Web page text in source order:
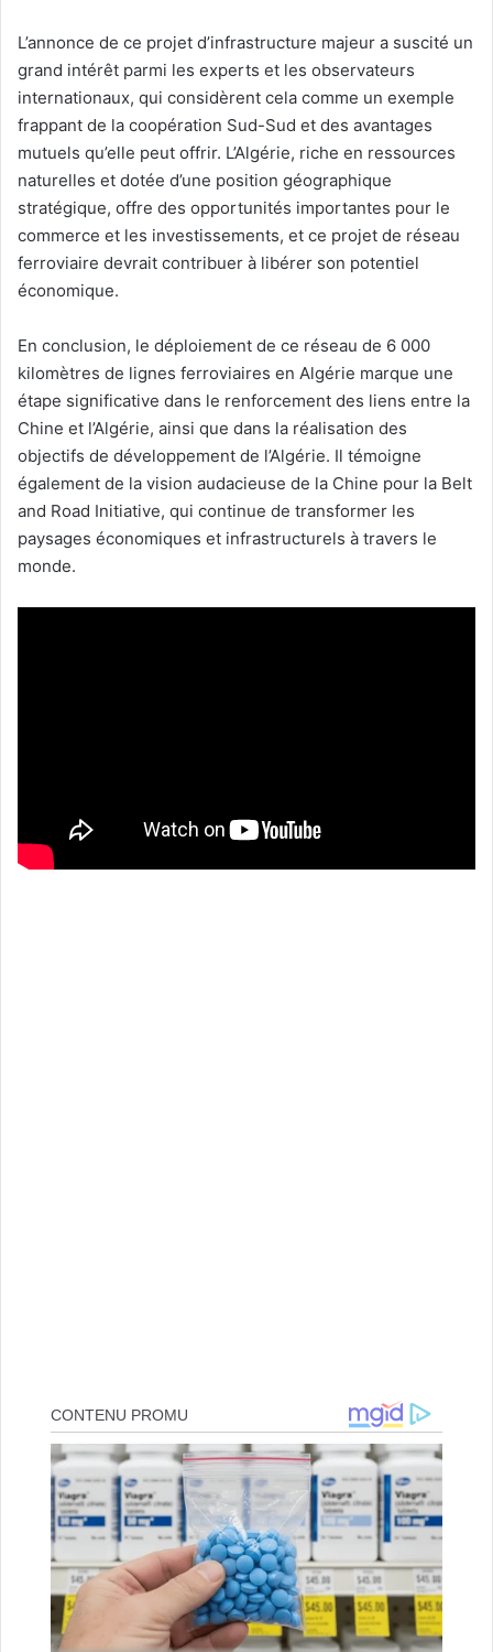
L’annonce de ce projet d’infrastructure majeur a suscité un
grand intérêt parmi les experts et les observateurs
internationaux, qui considèrent cela comme un exemple
frappant de la coopération Sud-Sud et des avantages
mutuels qu’elle peut offrir. L’Algérie, riche en ressources
naturelles et dotée d’une position géographique
stratégique, offre des opportunités importantes pour le
commerce et les investissements, et ce projet de réseau
ferroviaire devrait contribuer à libérer son potentiel
économique.
En conclusion, le déploiement de ce réseau de 6 000
kilomètres de lignes ferroviaires en Algérie marque une
étape significative dans le renforcement des liens entre la
Chine et l’Algérie, ainsi que dans la réalisation des
objectifs de développement de l’Algérie. Il témoigne
également de la vision audacieuse de la Chine pour la Belt
and Road Initiative, qui continue de transformer les
paysages économiques et infrastructurels à travers le
monde.